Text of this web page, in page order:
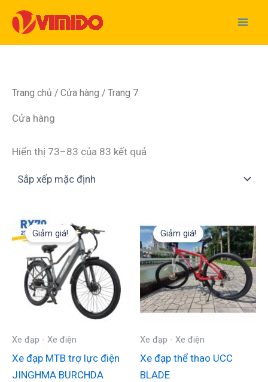
Nhảy
Trang chủ / Cửa hàng / Trang 7
Cửa hàng
Hiển thị 73–83 của 83 kết quả
Giảm giá!
Xe đạp - Xe điện
Xe đạp MTB trợ lực điện
JINGHMA BURCHDA
gốc
là:
28,600,000 VNĐ.
hiện
tại
là:
26,500,000 VNĐ.
Giảm giá!
Xe đạp - Xe điện
Xe đạp thể thao UCC
BLADE
gốc
là:
6,990,000 VNĐ.
hiện
tại
là:
6,500,000 VNĐ.